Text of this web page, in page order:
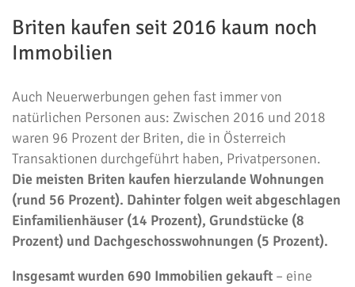
Briten kaufen seit 2016 kaum noch
Immobilien
Auch Neuerwerbungen gehen fast immer von
natürlichen Personen aus: Zwischen 2016 und 2018
waren 96 Prozent der Briten, die in Österreich
Transaktionen durchgeführt haben, Privatpersonen.
Die meisten Briten kaufen hierzulande Wohnungen
(rund 56 Prozent). Dahinter folgen weit abgeschlagen
Einfamilienhäuser (14 Prozent), Grundstücke (8
Prozent) und Dachgeschosswohnungen (5 Prozent).
Insgesamt wurden 690 Immobilien gekauft – eine